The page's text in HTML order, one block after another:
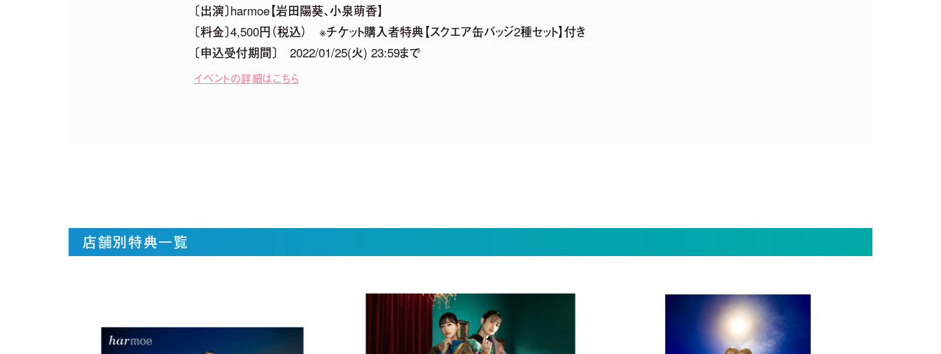
【harmoe】『Tilt』Music Video Full ver.【3rdアルバム】
〔出演〕harmoe【岩田陽葵、小泉萌香】
〔料金〕4,500円（税込） ※チケット購入者特典【スクエア缶バッジ2種セット】付き
〔申込受付期間〕 2022/01/25(火) 23:59まで
イベントの詳細はこちら
店舗別特典一覧